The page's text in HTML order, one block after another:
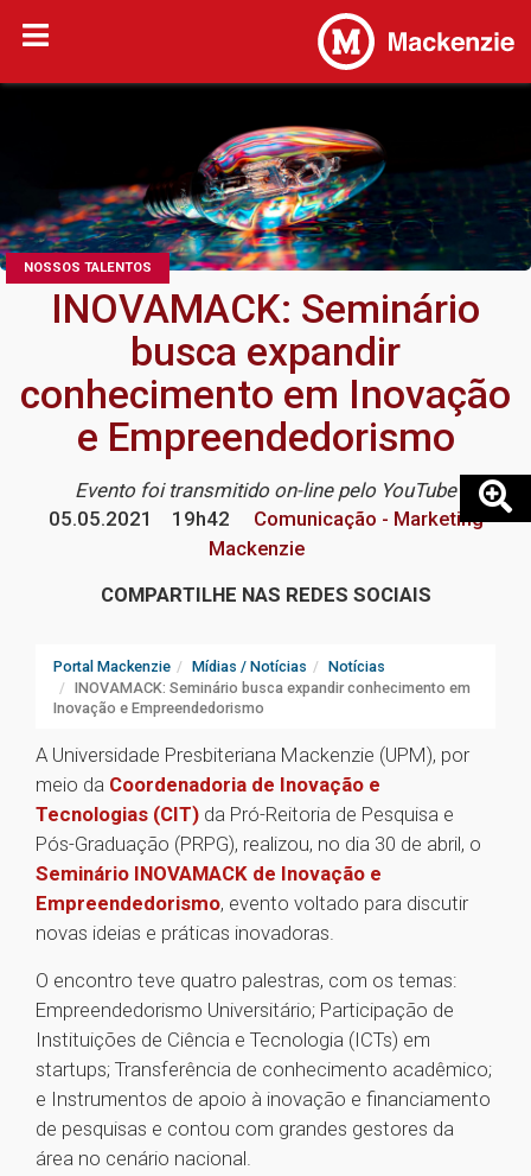
NOSSOS TALENTOS
INOVAMACK: Seminário
busca expandir
conhecimento em Inovação
e Empreendedorismo
Evento foi transmitido on-line pelo YouTube
05.05.2021
19h42
Comunicação - Marketing
Mackenzie
COMPARTILHE NAS REDES SOCIAIS
Portal Mackenzie Mídias / Notícias
Notícias
INOVAMACK: Seminário busca expandir conhecimento em
Inovação e Empreendedorismo
A Universidade Presbiteriana Mackenzie (UPM), por
meio da Coordenadoria de Inovação e
Tecnologias (CIT) da Pró-Reitoria de Pesquisa e
Pós-Graduação (PRPG), realizou, no dia 30 de abril, o
Seminário INOVAMACK de Inovação e
Empreendedorismo, evento voltado para discutir
novas ideias e práticas inovadoras.
O encontro teve quatro palestras, com os temas:
Empreendedorismo Universitário; Participação de
Instituições de Ciência e Tecnologia (ICTs) em
startups; Transferência de conhecimento acadêmico;
e Instrumentos de apoio à inovação e financiamento
de pesquisas e contou com grandes gestores da
área no cenário nacional.